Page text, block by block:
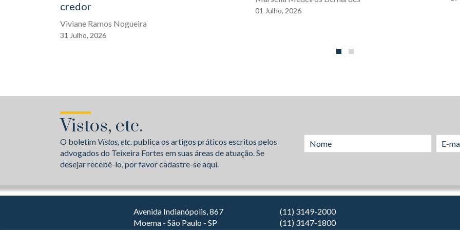
credor
Viviane Ramos Nogueira
31 Julho, 2026
01 Julho, 2026
Vistos, etc.
O boletim Vistos, etc.publica os artigos práticos escritos pelos
advogados do Teixeira Fortes em suas áreas de atuação. Se
desejar recebê-lo, por favor cadastre-se aqui.
Avenida Indianópolis, 867
Moema - São Paulo - SP
(11) 3149-2000
(11) 3147-1800